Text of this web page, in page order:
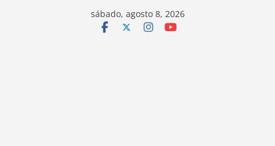
sábado, agosto 8, 2026